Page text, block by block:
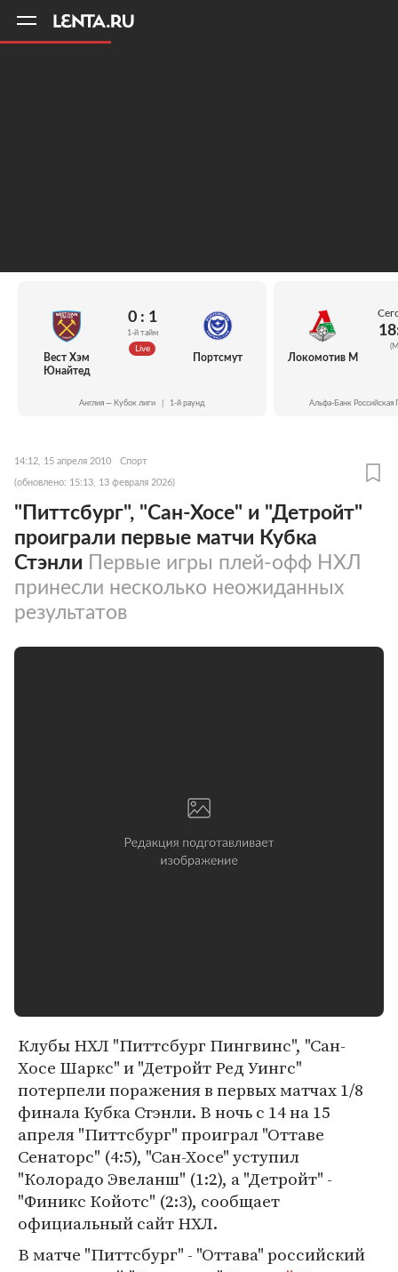
Вест Хэм
Юнайтед
0 : 1
1-й тайм
Live
Портсмут
Англия — Кубок лиги 1-й раунд
Локомотив М
Альфа-Банк Российская
14:12, 15 апреля 2010 Спорт
(обновлено: 15:13, 13 февраля 2026)
"Питтсбург", "Сан-Хосе" и "Детройт"
проиграли первые матчи Кубка
Стэнли Первые игры плей-офф НХЛ
принесли несколько неожиданных
результатов
Клубы НХЛ "Питтсбург Пингвинс", "Сан-
Хосе Шаркс" и "Детройт Ред Уингс"
потерпели поражения в первых матчах 1/8
финала Кубка Стэнли. В ночь с 14 на 15
апреля "Питтсбург" проиграл "Оттаве
Сенаторс" (4:5), "Сан-Хосе" уступил
"Колорадо Эвеланш" (1:2), а "Детройт" -
"Финикс Койотс" (2:3), сообщает
официальный сайт НХЛ.
В матче "Питтсбург" - "Оттава" российский